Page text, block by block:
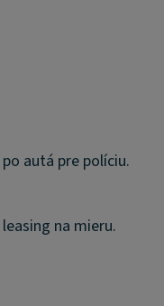
autá pre políciu.
na mieru.